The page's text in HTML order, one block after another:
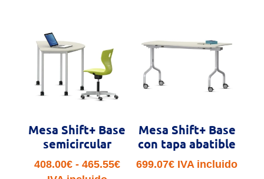
hasta
1,075.11€
Mesa Shift+ Base
semicircular
408.00€ - 465.55€Rango
Mesa Shift+ Base
con tapa abatible
699.07€ IVA incluido